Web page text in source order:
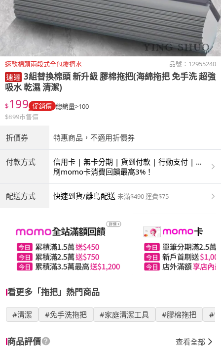
速軟棉頭兩段式全包覆擠水 品號： 12955240
3組替換棉頭 新升級 膠棉拖把(海綿拖把 免手洗 超強
吸水 乾濕 清潔)
$199 促銷價 總銷量>100
$899市售價
折價券 特惠商品，不適用折價券
付款方式
信用卡 | 無卡分期 | 貨到付款 | 行動支付 | 超
商付款 | ATM | 銀聯卡
刷momo卡消費回饋最高3%！
配送方式 快速到貨/離島配送 未滿$490 運費$75
看更多「拖把」熱門商品
#清潔 #免手洗拖把 #家庭清潔工具 #膠棉拖把 #
商品評價 查看全部